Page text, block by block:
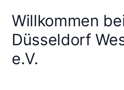
Willkommen
Düsseldorf
e.V.